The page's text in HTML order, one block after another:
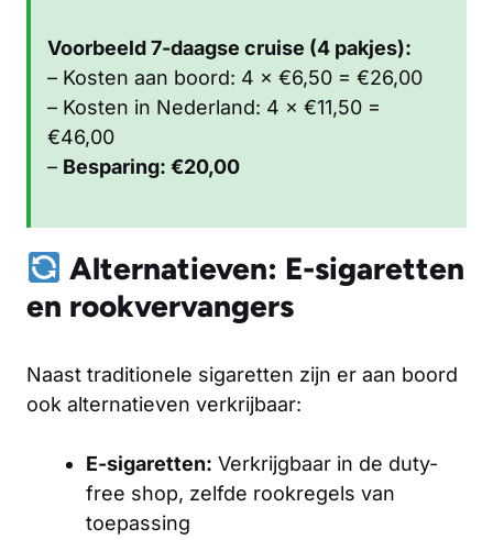
Voorbeeld 7-daagse cruise (4 pakjes):
– Kosten aan boord: 4 × €6,50 = €26,00
– Kosten in Nederland: 4 × €11,50 =
€46,00
– Besparing: €20,00
Alternatieven: E-sigaretten
en rookvervangers
Naast traditionele sigaretten zijn er aan boord
ook alternatieven verkrijbaar:
E-sigaretten: Verkrijgbaar in de duty-
free shop, zelfde rookregels van
toepassing